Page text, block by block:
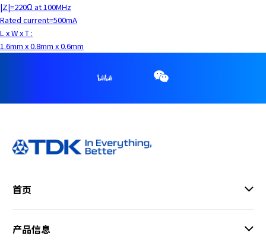
|Z|=220Ω at 100MHz
Rated current=500mA
L x W x T :
1.6mm x 0.8mm x 0.6mm
首页
产品信息